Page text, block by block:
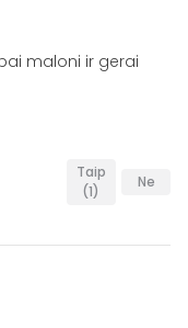
maloni ir gerai
Taip
(1)
Ne